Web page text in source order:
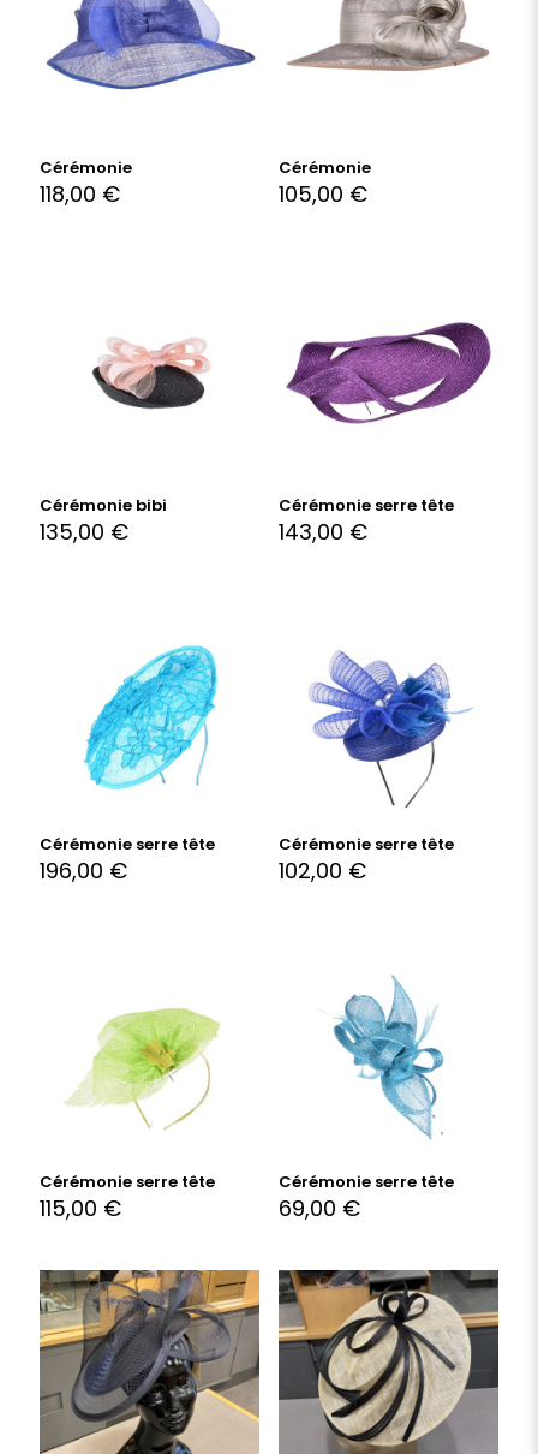
Cérémonie
118,00 €
Cérémonie
105,00 €
Cérémonie bibi
135,00 €
Cérémonie serre tête
143,00 €
Cérémonie serre tête
196,00 €
Cérémonie serre tête
102,00 €
Cérémonie serre tête
115,00 €
Cérémonie serre tête
69,00 €